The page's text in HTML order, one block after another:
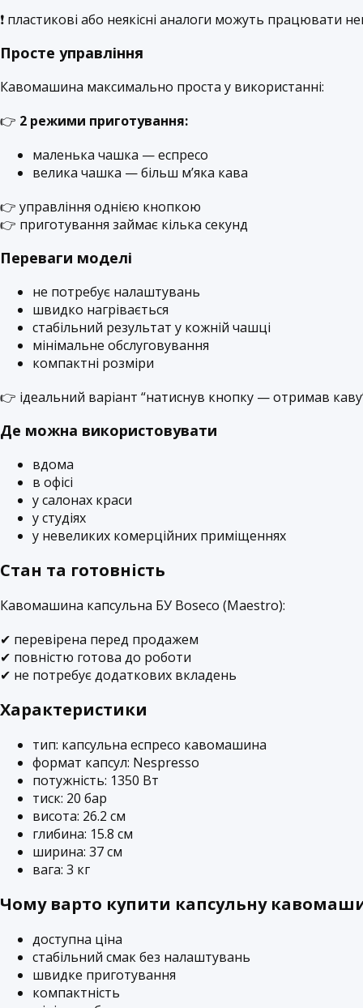
❗ пластикові або неякісні аналоги можуть працювати
Просте управління
Кавомашина максимально проста у використанні:
👉 2 режими приготування:
маленька чашка — еспресо
велика чашка — більш м’яка кава
👉 управління однією кнопкою
👉 приготування займає кілька секунд
Переваги моделі
не потребує налаштувань
швидко нагрівається
стабільний результат у кожній чашці
мінімальне обслуговування
компактні розміри
👉 ідеальний варіант “натиснув кнопку — отримав
Де можна використовувати
вдома
в офісі
у салонах краси
у студіях
у невеликих комерційних приміщеннях
Стан та готовність
Кавомашина капсульна БУ Boseco (Maestro):
✔ перевірена перед продажем
✔ повністю готова до роботи
✔ не потребує додаткових вкладень
Характеристики
тип: капсульна еспресо кавомашина
формат капсул: Nespresso
потужність: 1350 Вт
тиск: 20 бар
висота: 26.2 см
глибина: 15.8 см
ширина: 37 см
вага: 3 кг
Чому варто купити капсульну
доступна ціна
стабільний смак без налаштувань
швидке приготування
компактність